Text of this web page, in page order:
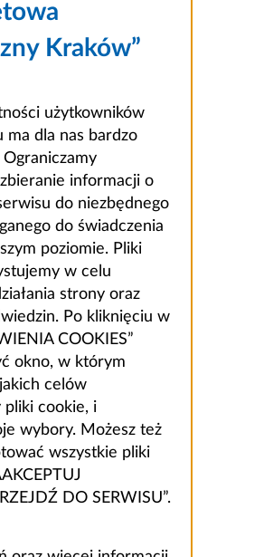
Kraków”
użytkowników
ma dla nas bardzo
informacji o
do niezbędnego
do świadczenia
poziomie. Pliki
w celu
strony oraz
Po kliknięciu w
COOKIES”
okno, w którym
celów
pliki cookie, i
wybory. Możesz też
wszystkie pliki
DO SERWISU”.